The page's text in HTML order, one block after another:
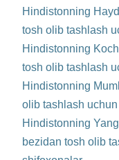
Hindistonning
tosh olib tashlash
Hindistonning
tosh olib tashlash
Hindistonning
olib tashlash
Hindistonning
bezidan tosh olib